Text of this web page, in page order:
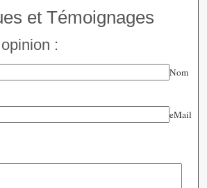
et Témoignages
:
Nom
eMail